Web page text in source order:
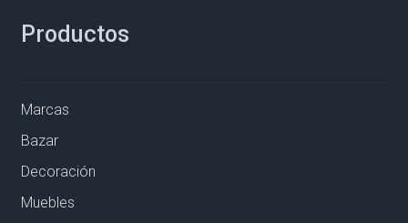
Productos
Marcas
Bazar
Decoración
Muebles